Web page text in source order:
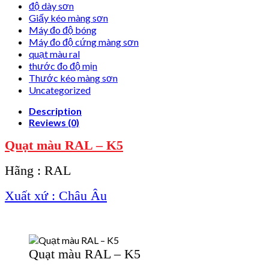
độ dày sơn
Giấy kéo màng sơn
Máy đo độ bóng
Máy đo độ cứng màng sơn
quạt màu ral
thước đo độ mịn
Thước kéo màng sơn
Uncategorized
Description
Reviews (0)
Quạt màu RAL – K5
Hãng : RAL
Xuất xứ : Châu Âu
Quạt màu RAL – K5